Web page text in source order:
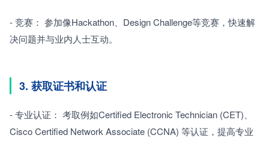
- 竞赛： 参加像Hackathon、Design Challenge等竞赛，快速解
决问题并与业内人士互动。
3. 获取证书和认证
- 专业认证： 考取例如Certified Electronic Technician (CET)、
Cisco Certified Network Associate (CCNA) 等认证，提高专业